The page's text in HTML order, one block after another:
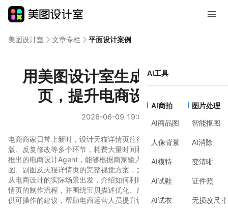
AI工具
AI商拍
AI商品图
人像背景
AI模特
AI试鞋
AI试衣
图片处理
智能抠图
AI消除
变清晰
证件照
无损改尺寸
美图设计室 文章专栏 平面设计案例
用美图设计室生成天猫详情
页，提升电商设计效率
2026-06-09 19:05
电商商家日常上新时，设计天猫详情页往往要经历拍摄、修图、排
版、反复修改等多个环节，耗费大量时间和人力成本。美图设计室
推出的电商设计Agent，能够根据商家输入的需求描述自动生成主
图、副图及天猫详情页的完整视觉方案，大幅压缩设计周期。本文
从电商设计的实际场景出发，介绍如何利用AI设计工具优化天猫详
情页的制作流程，并围绕宝贝描述优化、产品落地页搭建等环节提
供可操作的建议，帮助电商运营人员提升设计效率。